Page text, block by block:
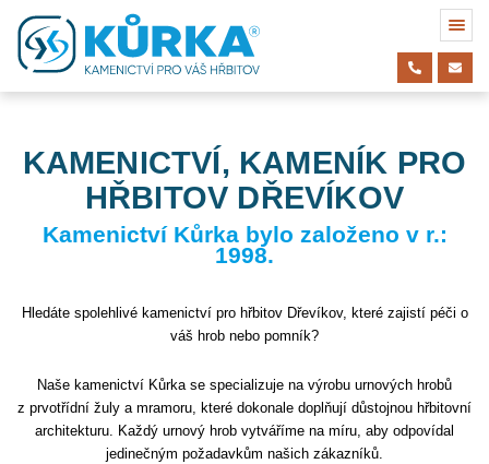
KAMENICTVÍ, KAMENÍK PRO
HŘBITOV DŘEVÍKOV
Kamenictví Kůrka bylo založeno v r.:
1998.
Hledáte spolehlivé kamenictví pro hřbitov Dřevíkov, které zajistí péči o
váš hrob nebo pomník?
Naše kamenictví Kůrka se specializuje na výrobu urnových hrobů
z prvotřídní žuly a mramoru, které dokonale doplňují důstojnou hřbitovní
architekturu. Každý urnový hrob vytváříme na míru, aby odpovídal
jedinečným požadavkům našich zákazníků.